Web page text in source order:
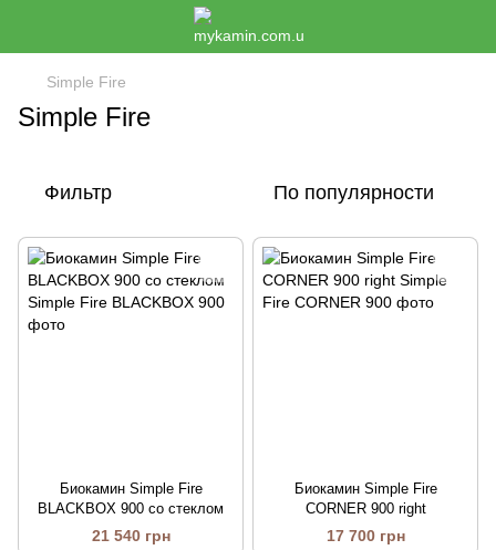
Simple Fire
Simple Fire
Фильтр По популярности
Биокамин Simple Fire
BLACKBOX 900 со стеклом
21 540 грн
Биокамин Simple Fire
CORNER 900 right
17 700 грн